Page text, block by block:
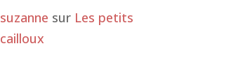
suzanne sur Les petits
cailloux